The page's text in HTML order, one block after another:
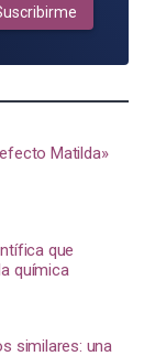
Matilda»
que
química
similares: una